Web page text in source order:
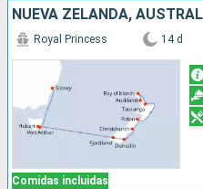
NUEVA ZELANDA,
Comidas incluidas
Royal Princess 14 d